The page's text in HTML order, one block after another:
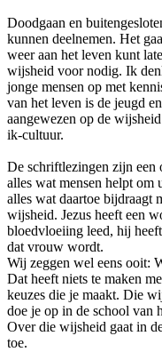
Doodgaan en
kunnen deelnemen. Het
weer aan het leven kunt
wijsheid voor nodig. Ik
jonge mensen op met
van het leven is de jeugd
aangewezen op de
ik-cultuur.
De schriftlezingen zijn een
alles wat mensen helpt om
alles wat daartoe bijdraagt
wijsheid. Jezus heeft een
bloedvloeiing leed, hij
dat vrouw wordt.
Wij zeggen wel eens ooit:
Dat heeft niets te maken
keuzes die je maakt. Die
doe je op in de school van
Over die wijsheid gaat in
toe.